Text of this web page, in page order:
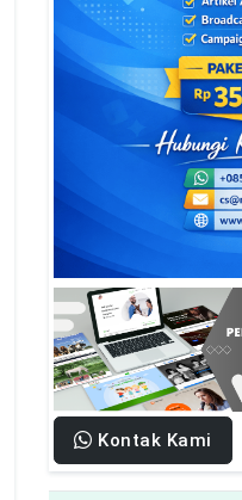
Kontak Kami